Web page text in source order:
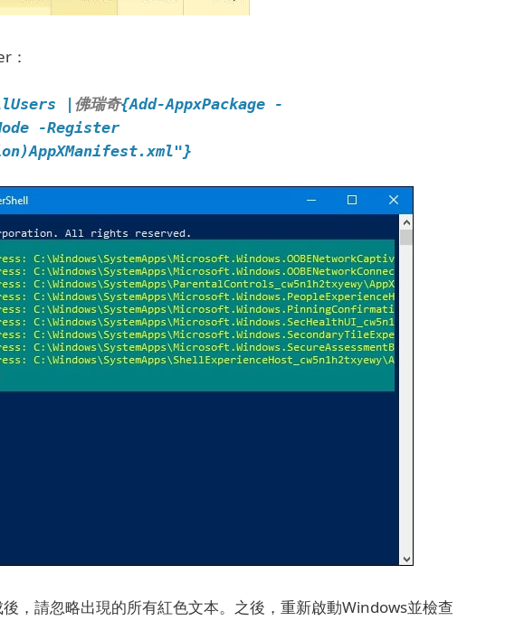
：
| 佛瑞奇{Add-AppxPackage -
-Register
，請忽略出現的所有紅色文本。 之後，重新啟動Windows並檢查